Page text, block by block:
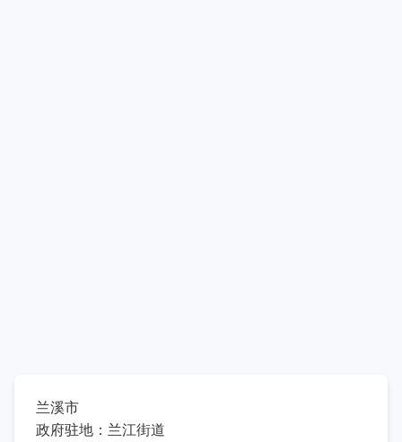
兰溪市
政府驻地：兰江街道